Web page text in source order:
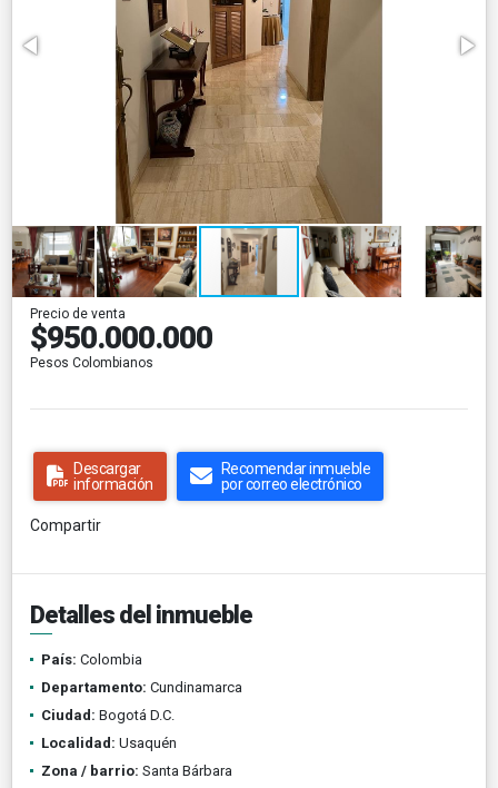
Precio de venta
$950.000.000
Pesos Colombianos
Descargar
información
Recomendar inmueble
por correo electrónico
Compartir
Detalles del inmueble
País: Colombia
Departamento: Cundinamarca
Ciudad: Bogotá D.C.
Localidad: Usaquén
Zona / barrio: Santa Bárbara